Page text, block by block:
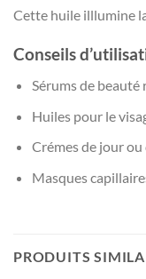
Cette huile illlumine
Conseils
Sérums de
Huiles pour le
Crémes de jour
Masques
PRODUITS